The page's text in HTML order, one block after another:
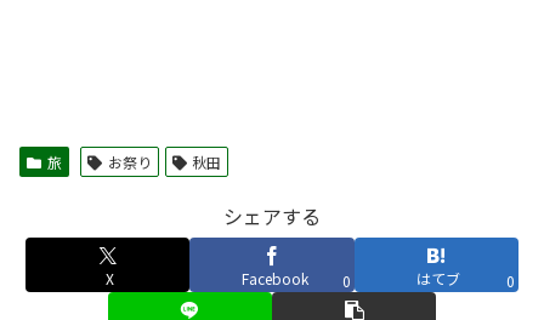
旅 お祭り 秋田
シェアする
X Facebook 0 はてブ 0